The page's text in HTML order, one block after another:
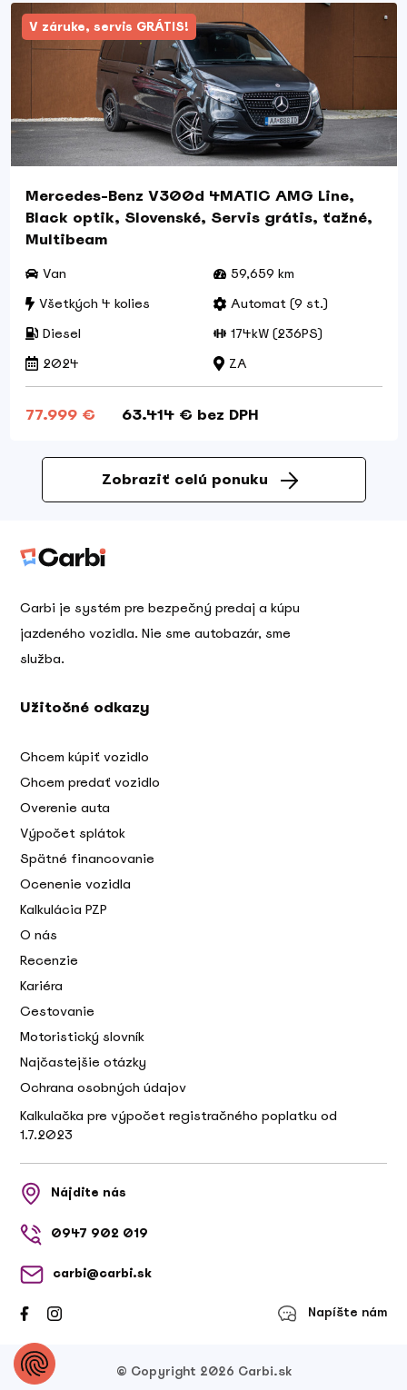
V záruke, servis GRÁTIS!
Mercedes-Benz V300d 4MATIC AMG Line,
Black optik, Slovenské, Servis grátis, ťažné,
Multibeam
Van
59,659 km
Všetkých 4 kolies
Automat (9 st.)
Diesel
174kW (236PS)
2024
ZA
77.999 € 63.414 € bez DPH
Zobraziť celú ponuku
Carbi je systém pre bezpečný predaj a kúpu
jazdeného vozidla. Nie sme autobazár, sme
služba.
Užitočné odkazy
Chcem kúpiť vozidlo
Chcem predať vozidlo
Overenie auta
Výpočet splátok
Spätné financovanie
Ocenenie vozidla
Kalkulácia PZP
O nás
Recenzie
Kariéra
Cestovanie
Motoristický slovník
Najčastejšie otázky
Ochrana osobných údajov
Kalkulačka pre výpočet registračného poplatku od
1.7.2023
Nájdite nás
0947 902 019
carbi@carbi.sk
Napíšte nám
© Copyright 2026 Carbi.sk